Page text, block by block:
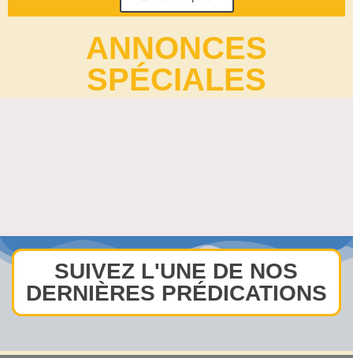
ANNONCES
SPÉCIALES
SUIVEZ L'UNE DE NOS
DERNIÈRES PRÉDICATIONS